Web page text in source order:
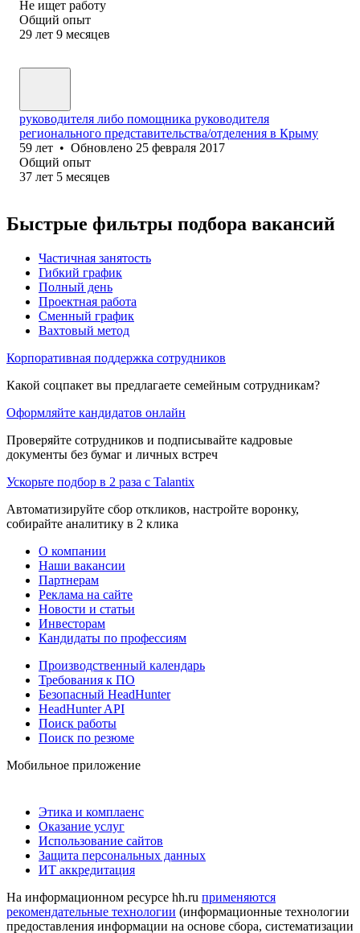
Не ищет работу
Общий опыт
29 лет 9 месяцев
руководителя либо помощника руководителя
регионального представительства/отделения в Крыму
59 лет • Обновлено 25 февраля 2017
Общий опыт
37 лет 5 месяцев
Быстрые фильтры подбора вакансий
Частичная занятость
Гибкий график
Полный день
Проектная работа
Сменный график
Вахтовый метод
Корпоративная поддержка сотрудников
Какой соцпакет вы предлагаете семейным сотрудникам?
Оформляйте кандидатов онлайн
Проверяйте сотрудников и подписывайте кадровые
документы без бумаг и личных встреч
Ускорьте подбор в 2 раза с Talantix
Автоматизируйте сбор откликов, настройте воронку,
собирайте аналитику в 2 клика
О компании
Наши вакансии
Партнерам
Реклама на сайте
Новости и статьи
Инвесторам
Кандидаты по профессиям
Производственный календарь
Требования к ПО
Безопасный HeadHunter
HeadHunter API
Поиск работы
Поиск по резюме
Мобильное приложение
Этика и комплаенс
Оказание услуг
Использование сайтов
Защита персональных данных
ИТ аккредитация
На информационном ресурсе hh.ru применяются
рекомендательные технологии (информационные технологии
предоставления информации на основе сбора, систематизации